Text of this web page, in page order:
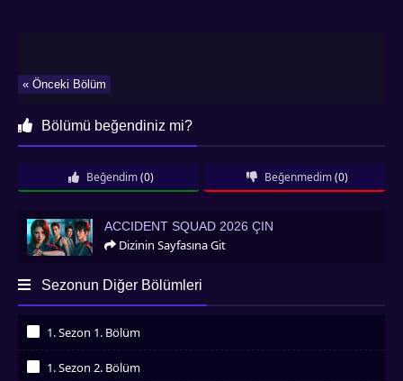
« Önceki Bölüm
Bölümü beğendiniz mi?
Beğendim (0) Beğenmedim (0)
Accident Squad 2026 Çin
ACCIDENT SQUAD 2026 ÇIN
Dizinin Sayfasına Git
Sezonun Diğer Bölümleri
1. Sezon 1. Bölüm
1. Sezon 2. Bölüm